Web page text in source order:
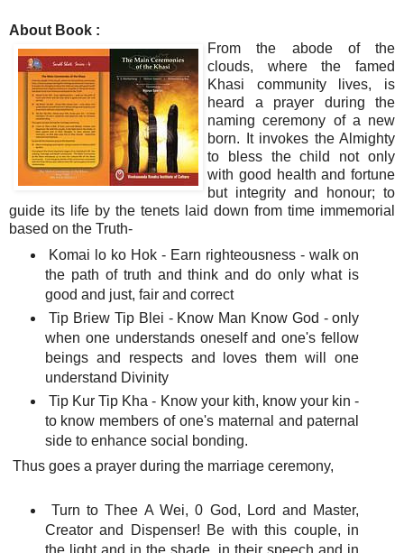
About Book :
From the abode of the
clouds, where the famed
Khasi community lives, is
heard a prayer during the
naming ceremony of a new
born. It invokes the Almighty
to bless the child not only
with good health and fortune
but integrity and honour; to
guide its life by the tenets laid down from time immemorial
based on the Truth-
Komai lo ko Hok - Earn righteousness - walk on
the path of truth and think and do only what is
good and just, fair and correct
Tip Briew Tip Blei - Know Man Know God - only
when one understands oneself and one's fellow
beings and respects and loves them will one
understand Divinity
Tip Kur Tip Kha - Know your kith, know your kin -
to know members of one's maternal and paternal
side to enhance social bonding.
Thus goes a prayer during the marriage ceremony,
Turn to Thee A Wei, 0 God, Lord and Master,
Creator and Dispenser! Be with this couple, in